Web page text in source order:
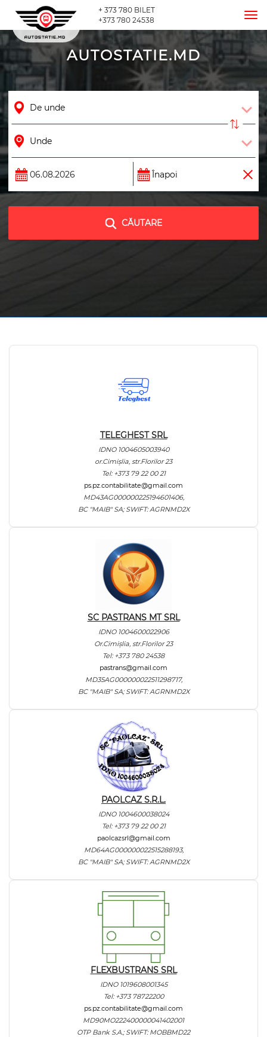
+ 373 780 BILET
+373 780 24538
AUTOSTATIE.MD
CĂUTARE
TELEGHEST SRL
IDNO 1004605003940
or.Cimișlia, str.Florilor 23
Tel: +373 79 22 00 21
ps.pz.contabilitate@gmail.com
MD43AG000000225194601406,
BC "MAIB" SA; SWIFT: AGRNMD2X
SC PASTRANS MT SRL
IDNO 1004600022906
Or.Cimișlia, str.Florilor 23
Tel: +373 780 24538
pastrans@gmail.com
MD35AG000000022511298717,
BC "MAIB" SA; SWIFT: AGRNMD2X
PAOLCAZ S.R.L.
IDNO 1004600038024
Tel: +373 79 22 00 21
paolcazsrl@gmail.com
MD64AG000000022515288193,
BC "MAIB" SA; SWIFT: AGRNMD2X
FLEXBUSTRANS SRL
IDNO 1019608001345
Tel: +373 78722200
ps.pz.contabilitate@gmail.com
MD90MO222400000041402001
OTP Bank S.A.; SWIFT: MOBBMD22